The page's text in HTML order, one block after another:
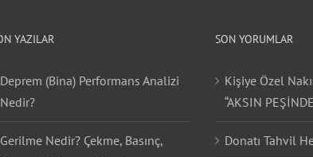
Deprem (Bina) Performans Analizi
Gerilme Nedir? Çekme, Basınç,
Kişiye Özel